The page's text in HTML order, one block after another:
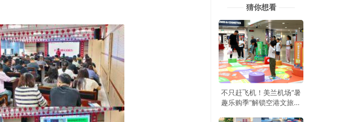
猜你想看
不只赶飞机！美兰机场“暑
趣乐购季”解锁空港文旅新